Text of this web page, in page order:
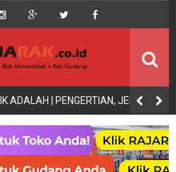
ADALAH | PENGERTIAN, JENIS,
UJI DAN CONTOH
pallet
Dll